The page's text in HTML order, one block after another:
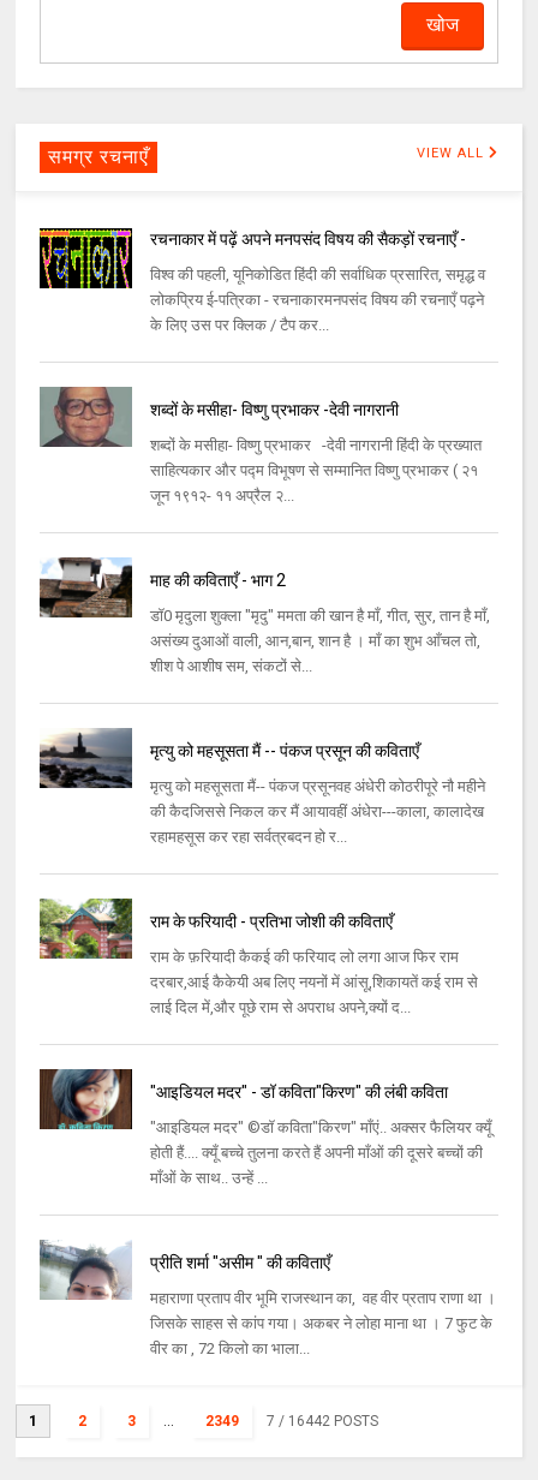
समग्र रचनाएँ VIEW ALL
रचनाकार में पढ़ें अपने मनपसंद विषय की सैकड़ों रचनाएँ -
विश्व की पहली, यूनिकोडित हिंदी की सर्वाधिक प्रसारित, समृद्ध व
लोकप्रिय ई-पत्रिका - रचनाकारमनपसंद विषय की रचनाएँ पढ़ने
के लिए उस पर क्लिक / टैप कर...
शब्दों के मसीहा- विष्णु प्रभाकर -देवी नागरानी
शब्दों के मसीहा- विष्णु प्रभाकर -देवी नागरानी हिंदी के प्रख्यात
साहित्यकार और पद्म विभूषण से सम्मानित विष्णु प्रभाकर ( २१
जून १९१२- ११ अप्रैल २...
माह की कविताएँ - भाग 2
डॉ0 मृदुला शुक्ला "मृदु" ममता की खान है माँ, गीत, सुर, तान है माँ,
असंख्य दुआओं वाली, आन,बान, शान है । माँ का शुभ आँचल तो,
शीश पे आशीष सम, संकटों से...
मृत्यु को महसूसता मैं -- पंकज प्रसून की कविताएँ
मृत्यु को महसूसता मैं-- पंकज प्रसूनवह अंधेरी कोठरीपूरे नौ महीने
की कैदजिससे निकल कर मैं आयावहीं अंधेरा---काला, कालादेख
रहामहसूस कर रहा सर्वत्रबदन हो र...
राम के फरियादी - प्रतिभा जोशी की कविताएँ
राम के फ़रियादी कैकई की फरियाद लो लगा आज फिर राम
दरबार,आई कैकेयी अब लिए नयनों में आंसू,शिकायतें कई राम से
लाई दिल में,और पूछे राम से अपराध अपने,क्यों द...
"आइडियल मदर" - डॉ कविता"किरण" की लंबी कविता
"आइडियल मदर" ©डॉ कविता"किरण" माँएं.. अक्सर फैलियर क्यूँ
होती हैं.... क्यूँ बच्चे तुलना करते हैं अपनी माँओं की दूसरे बच्चों की
माँओं के साथ.. उन्हें ...
प्रीति शर्मा "असीम " की कविताएँ
महाराणा प्रताप वीर भूमि राजस्थान का, वह वीर प्रताप राणा था ।
जिसके साहस से कांप गया। अकबर ने लोहा माना था । 7 फुट के
वीर का , 72 किलो का भाला...
1 2 3 ... 2349 7 / 16442 POSTS